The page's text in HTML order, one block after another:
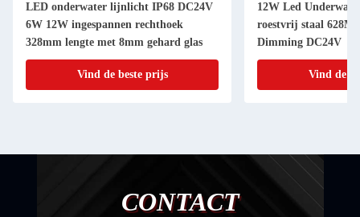
LED onderwater lijnlicht IP68 DC24V
6W 12W ingespannen rechthoek
328mm lengte met 8mm gehard glas
Vind de beste prijs
12W Led
roestvrij staal
Dimming DC24V
Vind de
CONTACT